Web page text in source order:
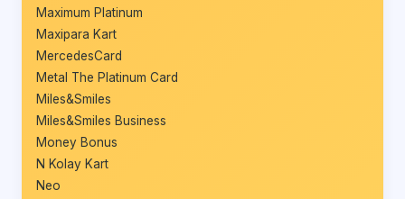
Maximum Platinum
Maxipara Kart
MercedesCard
Metal The Platinum Card
Miles&Smiles
Miles&Smiles Business
Money Bonus
N Kolay Kart
Neo